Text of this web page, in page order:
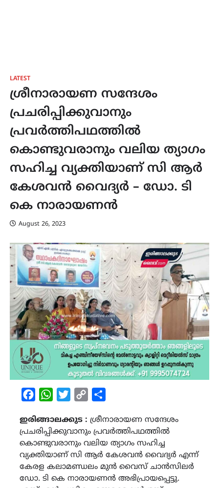
LATEST
ശ്രീനാരായണ സന്ദേശം
പ്രചരിപ്പിക്കുവാനും
പ്രവർത്തിപഥത്തിൽ
കൊണ്ടുവരാനും വലിയ ത്യാഗം
സഹിച്ച വ്യക്തിയാണ് സി ആർ
കേശവൻ വൈദ്യർ – ഡോ. ടി
കെ നാരായണൻ
August 26, 2023
FacebookWhatsAppTwitterCopy
ഇരിങ്ങാലക്കുട : ശ്രീനാരായണ സന്ദേശം
പ്രചരിപ്പിക്കുവാനും പ്രവർത്തിപഥത്തിൽ
കൊണ്ടുവരാനും വലിയ ത്യാഗം സഹിച്ച
വ്യക്തിയാണ് സി ആർ കേശവൻ വൈദ്യർ എന്ന്
കേരള കലാമണ്ഡലം മുൻ വൈസ് ചാൻസിലർ
ഡോ. ടി കെ നാരായണൻ അഭിപ്രായപ്പെട്ടു.